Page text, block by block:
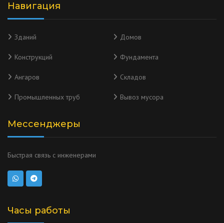
Навигация
Зданий Домов
Конструкций Фундамента
Ангаров Складов
Промышленных труб Вывоз мусора
Мессенджеры
Быстрая связь с инженерами
Часы работы